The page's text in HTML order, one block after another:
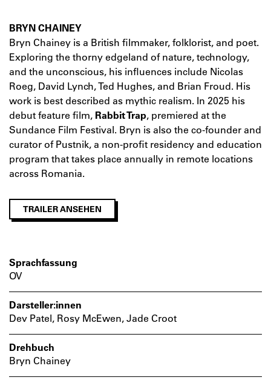
BRYN CHAINEY
Bryn Chainey is a British filmmaker, folklorist, and poet.
Exploring the thorny edgeland of nature, technology,
and the unconscious, his influences include Nicolas
Roeg, David Lynch, Ted Hughes, and Brian Froud. His
work is best described as mythic realism. In 2025 his
debut feature film, Rabbit Trap, premiered at the
Sundance Film Festival. Bryn is also the co-founder and
curator of Pustnik, a non-profit residency and education
program that takes place annually in remote locations
across Romania.
TRAILER ANSEHEN
Sprachfassung
OV
Darsteller:innen
Dev Patel, Rosy McEwen, Jade Croot
Drehbuch
Bryn Chainey